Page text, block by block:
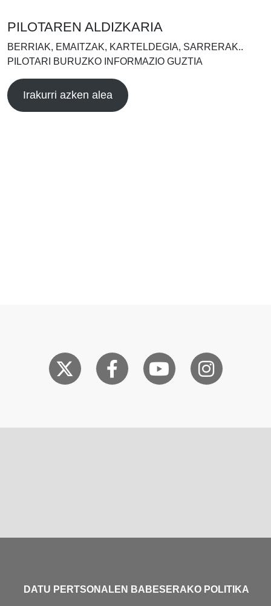
PILOTAREN ALDIZKARIA
BERRIAK, EMAITZAK, KARTELDEGIA, SARRERAK..
PILOTARI BURUZKO INFORMAZIO GUZTIA
Irakurri azken alea
DATU PERTSONALEN BABESERAKO POLITIKA